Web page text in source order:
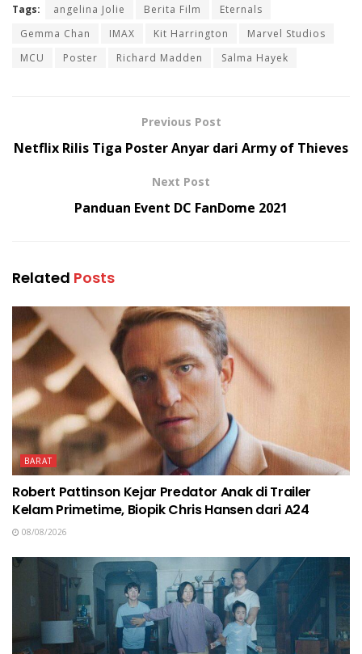
Tags: angelina Jolie Berita Film
Eternals
Gemma Chan
IMAX Kit Harrington
Marvel Studios
MCU
Poster Richard Madden Salma Hayek
Previous Post
Netflix Rilis Tiga Poster Anyar dari Army of Thieves
Next Post
Panduan Event DC FanDome 2021
Related Posts
BARAT
Robert Pattinson Kejar Predator Anak di Trailer
Kelam Primetime, Biopik Chris Hansen dari A24
08/08/2026